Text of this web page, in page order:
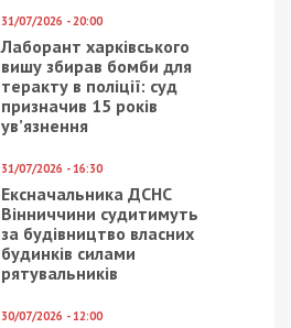
31/07/2026 - 20:00
Лаборант харківського
вишу збирав бомби для
теракту в поліції: суд
призначив 15 років
ув’язнення
31/07/2026 - 16:30
Ексначальника ДСНС
Вінниччини судитимуть
за будівництво власних
будинків силами
рятувальників
30/07/2026 - 12:00